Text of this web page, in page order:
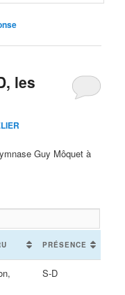
les
Guy Môquet à
PRÉSENCE
S-D